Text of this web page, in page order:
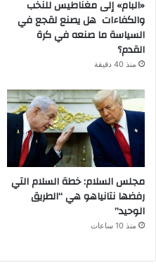
«البام» إلى مغناطيس للنخب
والكفاءات هل يصنع لقجع في
السياسة ما صنعه في كرة
القدم؟
منذ 40 دقيقة
مجلس السلام: خطة السلام التي
رفضها نتانياهو هي “الطريق
الوحيد”
منذ 10 ساعات